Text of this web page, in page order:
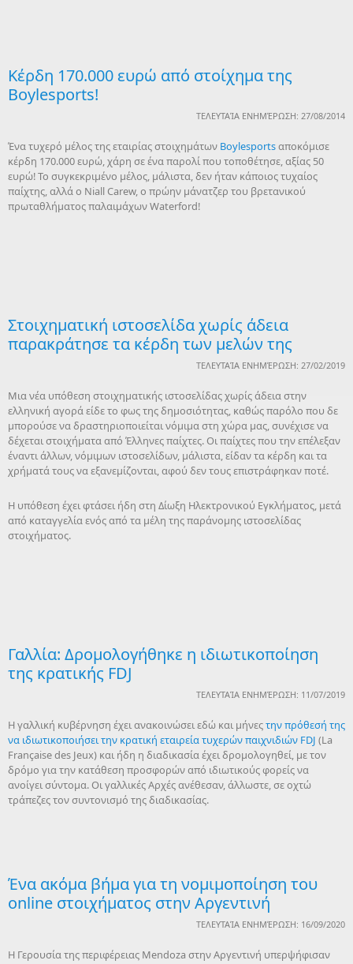
Κέρδη 170.000 ευρώ από στοίχημα της
Boylesports!
ΤΕΛΕΥΤΑΊΑ ΕΝΗΜΈΡΩΣΗ: 27/08/2014
Ένα τυχερό μέλος της εταιρίας στοιχημάτων Boylesportsαποκόμισε
κέρδη 170.000 ευρώ, χάρη σε ένα παρολί που τοποθέτησε, αξίας 50
ευρώ! Το συγκεκριμένο μέλος, μάλιστα, δεν ήταν κάποιος τυχαίος
παίχτης, αλλά ο Niall Carew, ο πρώην μάνατζερ του βρετανικού
πρωταθλήματος παλαιμάχων Waterford!
Στοιχηματική ιστοσελίδα χωρίς άδεια
παρακράτησε τα κέρδη των μελών της
ΤΕΛΕΥΤΑΊΑ ΕΝΗΜΈΡΩΣΗ: 27/02/2019
Μια νέα υπόθεση στοιχηματικής ιστοσελίδας χωρίς άδεια στην
ελληνική αγορά είδε το φως της δημοσιότητας, καθώς παρόλο που δε
μπορούσε να δραστηριοποιείται νόμιμα στη χώρα μας, συνέχισε να
δέχεται στοιχήματα από Έλληνες παίχτες. Οι παίχτες που την επέλεξαν
έναντι άλλων, νόμιμων ιστοσελίδων, μάλιστα, είδαν τα κέρδη και τα
χρήματά τους να εξανεμίζονται, αφού δεν τους επιστράφηκαν ποτέ.
Η υπόθεση έχει φτάσει ήδη στη Δίωξη Ηλεκτρονικού Εγκλήματος, μετά
από καταγγελία ενός από τα μέλη της παράνομης ιστοσελίδας
στοιχήματος.
Γαλλία: Δρομολογήθηκε η ιδιωτικοποίηση
της κρατικής FDJ
ΤΕΛΕΥΤΑΊΑ ΕΝΗΜΈΡΩΣΗ: 11/07/2019
H γαλλική κυβέρνηση έχει ανακοινώσει εδώ και μήνεςτην πρόθεσή της
να ιδιωτικοποιήσει την κρατική εταιρεία τυχερών παιχνιδιών FDJ (La
Française des Jeux) και ήδη η διαδικασία έχει δρομολογηθεί, με τον
δρόμο για την κατάθεση προσφορών από ιδιωτικούς φορείς να
ανοίγει σύντομα. Οι γαλλικές Αρχές ανέθεσαν, άλλωστε, σε οχτώ
τράπεζες τον συντονισμό της διαδικασίας.
Ένα ακόμα βήμα για τη νομιμοποίηση του
online στοιχήματος στην Αργεντινή
ΤΕΛΕΥΤΑΊΑ ΕΝΗΜΈΡΩΣΗ: 16/09/2020
Η Γερουσία της περιφέρειας Mendoza στην Αργεντινή υπερψήφισαν